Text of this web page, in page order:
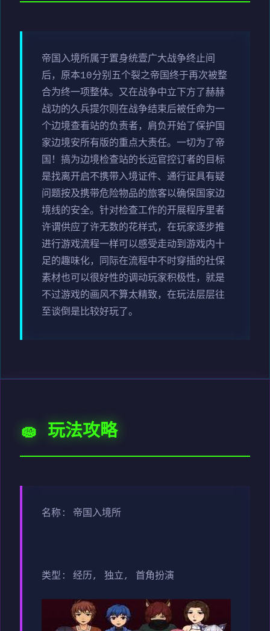
帝国入境所属于置身统壹广大战争终止间
后，原本10分别五个裂之帝国终于再次被整
合为终一项整体。又在战争中立下方了赫赫
战功的久兵提尔则在战争结束后被任命为一
个边境查看站的负责者，肩负开始了保护国
家边境安所有版的重点大责任。一切为了帝
国！搞为边境检查站的长远官控订者的目标
是找离开启不携带入境证件、通行证具有疑
问题按及携带危险物品的旅客以确保国家边
境线的安全。针对检查工作的开展程序里者
许谓供应了许无数的花样式，在玩家逐步推
进行游戏流程一样可以感受走动到游戏内十
足的趣味化，同际在流程中不时穿插的社保
素材也可以很好性的调动玩家积极性，就是
不过游戏的画风不算太精致，在玩法层层往
至谈倒是比较好玩了。
🧽 玩法攻略
名称: 帝国入境所
类型: 经历, 独立, 首角扮演